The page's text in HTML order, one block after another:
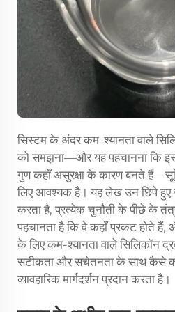
सिस्टम के अंदर कम-श्यानता वाले
को समझना—और यह पहचानना कि
गुण कहाँ असुरक्षा के कारण बनते
लिए आवश्यक है। यह लेख उन छिपे हुए
करता है, प्रत्येक चुनौती के पीछे के
पहचानता है कि वे कहाँ प्रकट होते हैं,
के लिए कम-श्यानता वाले सिलिकॉन
सटीकता और सचेतनता के साथ कैसे
व्यावहारिक मार्गदर्शन प्रदान करता है।